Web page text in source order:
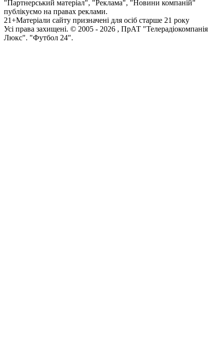
"Партнерський матеріал", "Реклама", "Новини компаній"
публікуємо на правах реклами.
21+Матеріали сайту призначені для осіб старше 21 року
Усi права захищенi. © 2005 - 2026 , ПрАТ "Телерадіокомпанія
Люкс". "Футбол 24".